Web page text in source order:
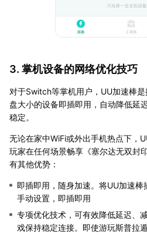
3. 掌机设备的网络优化技巧
对于Switch等掌机用户，UU加速棒
盘大小的设备即插即用，自动降低延
稳定。
无论在家中WiFi或外出手机热点下，
玩家在任何场景畅享《塞尔达无双封
有其他优势：
即插即用，随身加速。将UU加速
手动设置，即插即用
专项优化技术，可有效降低延迟、
戏保持稳定连接。即使游玩斯普拉